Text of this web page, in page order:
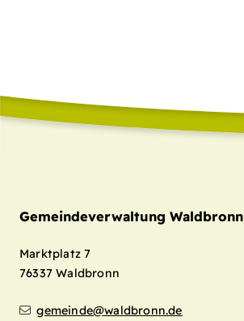
Gemeindeverwaltung Waldbronn
Marktplatz 7
76337 Waldbronn
gemeinde@waldbronn.de